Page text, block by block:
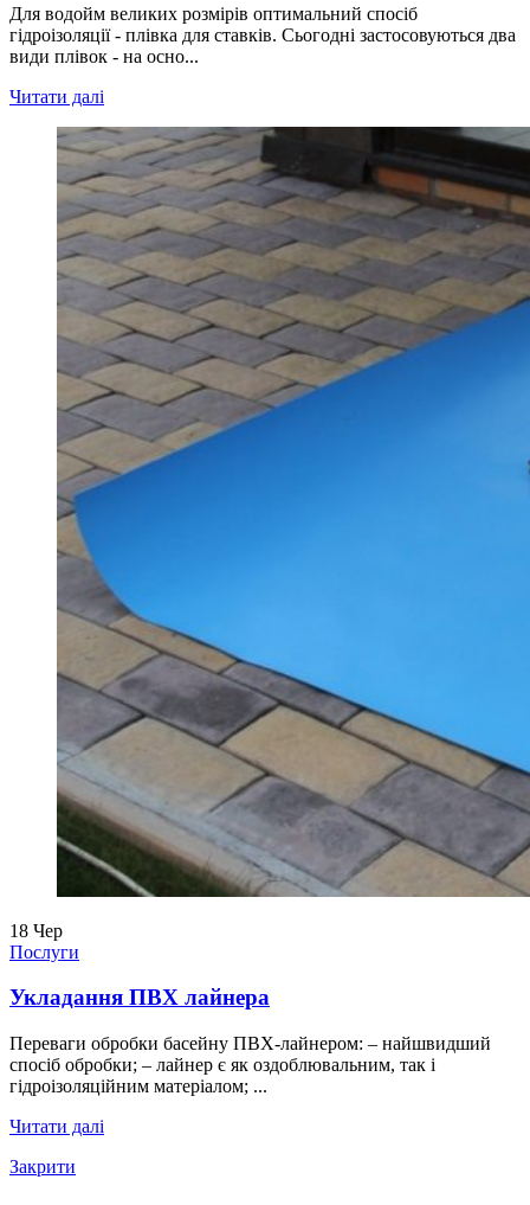
Для водойм великих розмірів оптимальний спосіб
гідроізоляції - плівка для ставків. Сьогодні застосовуються два
види плівок - на осно...
Читати далі
18 Чер
Послуги
Укладання ПВХ лайнера
Переваги обробки басейну ПВХ-лайнером: – найшвидший
спосіб обробки; – лайнер є як оздоблювальним, так і
гідроізоляційним матеріалом; ...
Читати далі
Закрити